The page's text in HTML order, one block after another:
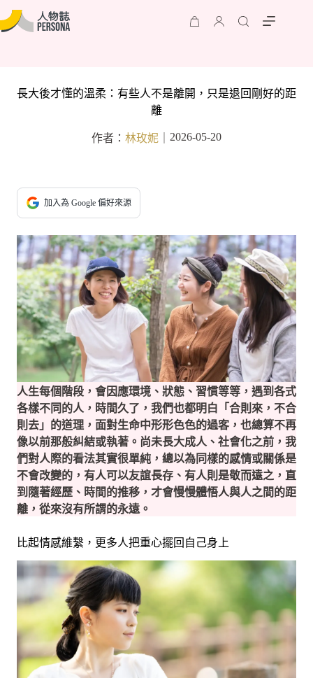
長大後才懂的溫柔：有些人不是離開，只是退回剛好的距
離
作者： 林玫妮 2026-05-20
加入為 Google 偏好來源
人生每個階段，會因應環境、狀態、習慣等等，遇到各式
各樣不同的人，時間久了，我們也都明白「合則來，不合
則去」的道理，面對生命中形形色色的過客，也總算不再
像以前那般糾結或執著。 尚未長大成人、社會化之前，我
們對人際的看法其實很單純，總以為同樣的感情或關係是
不會改變的，有人可以友誼長存、有人則是敬而遠之，直
到隨著經歷、時間的推移，才會慢慢體悟人與人之間的距
離，從來沒有所謂的永遠。
比起情感維繫，更多人把重心擺回自己身上